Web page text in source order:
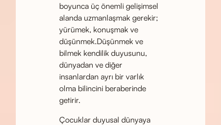
boyunca üç önemli gelişimsel
alanda uzmanlaşmak gerekir;
yürümek, konuşmak ve
düşünmek.Düşünmek ve
bilmek kendilik duyusunu,
dünyadan ve diğer
insanlardan ayrı bir varlık
olma bilincini beraberinde
getirir.
Çocuklar duyusal dünyaya